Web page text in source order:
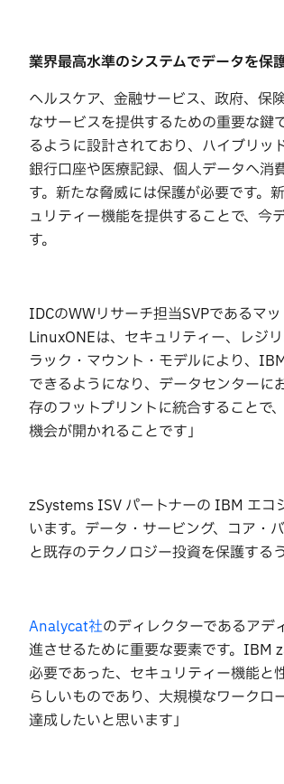
業界最高水準のシステムでデータを保
ヘルスケア、金融サービス、政府、保
なサービスを提供するための重要な鍵
るように設計されており、ハイブリッ
銀行口座や医療記録、個人データへ消
す。新たな脅威には保護が必要です。
ュリティー機能を提供することで、今
す。
IDCのWWリサーチ担当SVPであるマ
LinuxONEは、セキュリティー、レジ
ラック・マウント・モデルにより、
できるようになり、データセンター
存のフットプリントに統合することで
機会が開かれることです」
zSystems ISV パートナーの IBM エコ
います。データ・サービング、コア・
と既存のテクノロジー投資を保護する
Analycat社のディレクターであるア
進させるために重要な要素です。IBM
必要であった、セキュリティー機能
らしいものであり、大規模なワーク
達成したいと思います」